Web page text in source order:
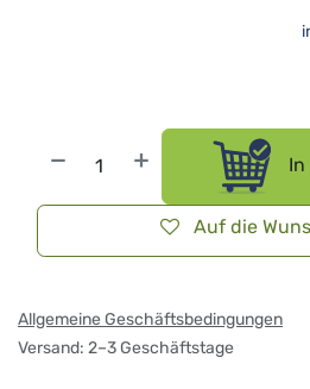
In
Auf die
Allgemeine Geschäftsbedingungen
Versand: 2–3 Geschäftstage